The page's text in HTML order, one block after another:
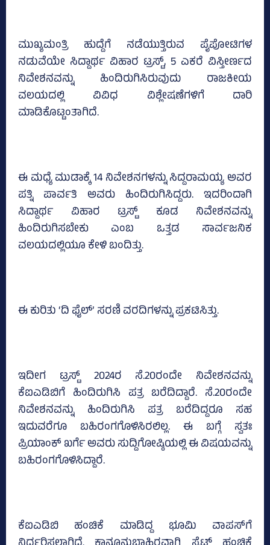
ಮುಖ್ಯಮಂತ್ರಿ ಹುದ್ದೆಗೆ ನಡೆಯುತ್ತಿರುವ ಪೈಪೋಟಿಗಳ
ನಡುವೆಯೇ ಸಿದ್ದಾರ್ಥ ವಿಹಾರ ಟ್ರಸ್ಟ್‌, 5 ಎಕರೆ ವಿಸ್ತೀರ್ಣದ
ನಿವೇಶನವನ್ನು ಹಿಂದಿರುಗಿಸಿರುವುದು ರಾಜಕೀಯ
ವಲಯದಲ್ಲಿ ವಿವಿಧ ವಿಶ್ಲೇಷಣೆಗಳಿಗೆ ದಾರಿ
ಮಾಡಿಕೊಟ್ಟಂತಾಗಿದೆ.
ಈ ಮಧ್ಯೆ ಮುಡಾಕ್ಕೆ 14 ನಿವೇಶನಗಳನ್ನು ಸಿದ್ದರಾಮಯ್ಯ ಅವರ
ಪತ್ನಿ ಪಾರ್ವತಿ ಅವರು ಹಿಂದಿರುಗಿಸಿದ್ದರು. ಇದರಿಂದಾಗಿ
ಸಿದ್ದಾರ್ಥ ವಿಹಾರ ಟ್ರಸ್ಟ್‌ ಕೂಡ ನಿವೇಶನವನ್ನು
ಹಿಂದಿರುಗಿಸಬೇಕು ಎಂಬ ಒತ್ತಡ ಸಾರ್ವಜನಿಕ
ವಲಯದಲ್ಲಿಯೂ ಕೇಳಿ ಬಂದಿತ್ತು.
ಈ ಕುರಿತು ‘ದಿ ಫೈಲ್‌’ ಸರಣಿ ವರದಿಗಳನ್ನು ಪ್ರಕಟಿಸಿತ್ತು.
ಇದೀಗ ಟ್ರಸ್ಟ್‌ 2024ರ ಸೆ.20ರಂದೇ ನಿವೇಶನವನ್ನು
ಕೆಐಎಡಿಬಿಗೆ ಹಿಂದಿರುಗಿಸಿ ಪತ್ರ ಬರೆದಿದ್ದಾರೆ. ಸೆ.20ರಂದೇ
ನಿವೇಶನವನ್ನು ಹಿಂದಿರುಗಿಸಿ ಪತ್ರ ಬರೆದಿದ್ದರೂ ಸಹ
ಇದುವರೆಗೂ ಬಹಿರಂಗಗೊಳಿಸಿರಲಿಲ್ಲ. ಈ ಬಗ್ಗೆ ಸ್ವತಃ
ಪ್ರಿಯಾಂಕ್‌ ಖರ್ಗೆ ಅವರು ಸುದ್ದಿಗೋಷ್ಠಿಯಲ್ಲಿ ಈ ವಿಷಯವನ್ನು
ಬಹಿರಂಗಗೊಳಿಸಿದ್ದಾರೆ.
ಕೆಐಎಡಿಬಿ ಹಂಚಿಕೆ ಮಾಡಿದ್ದ ಭೂಮಿ ವಾಪಸ್‌ಗೆ